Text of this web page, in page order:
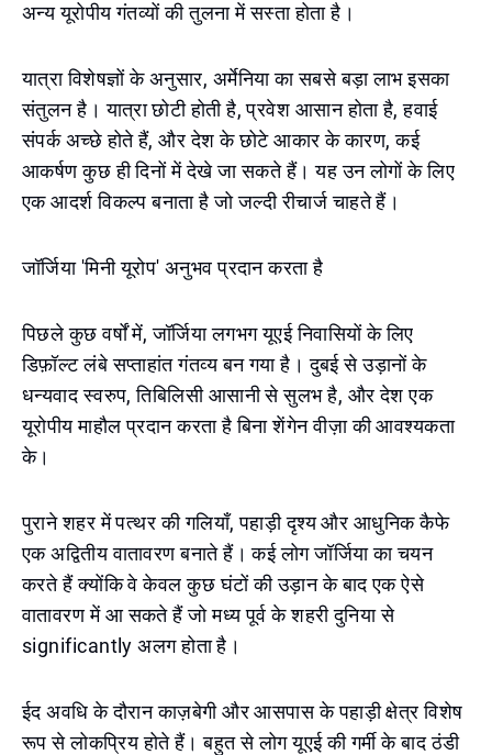
अन्य यूरोपीय गंतव्यों की तुलना में सस्ता होता है।
यात्रा विशेषज्ञों के अनुसार, अर्मेनिया का सबसे बड़ा लाभ इसका
संतुलन है। यात्रा छोटी होती है, प्रवेश आसान होता है, हवाई
संपर्क अच्छे होते हैं, और देश के छोटे आकार के कारण, कई
आकर्षण कुछ ही दिनों में देखे जा सकते हैं। यह उन लोगों के लिए
एक आदर्श विकल्प बनाता है जो जल्दी रीचार्ज चाहते हैं।
जॉर्जिया 'मिनी यूरोप' अनुभव प्रदान करता है
पिछले कुछ वर्षों में, जॉर्जिया लगभग यूएई निवासियों के लिए
डिफ़ॉल्ट लंबे सप्ताहांत गंतव्य बन गया है। दुबई से उड़ानों के
धन्यवाद स्वरुप, तिबिलिसी आसानी से सुलभ है, और देश एक
यूरोपीय माहौल प्रदान करता है बिना शेंगेन वीज़ा की आवश्यकता
के।
पुराने शहर में पत्थर की गलियाँ, पहाड़ी दृश्य और आधुनिक कैफे
एक अद्वितीय वातावरण बनाते हैं। कई लोग जॉर्जिया का चयन
करते हैं क्योंकि वे केवल कुछ घंटों की उड़ान के बाद एक ऐसे
वातावरण में आ सकते हैं जो मध्य पूर्व के शहरी दुनिया से
significantly अलग होता है।
ईद अवधि के दौरान काज़बेगी और आसपास के पहाड़ी क्षेत्र विशेष
रूप से लोकप्रिय होते हैं। बहुत से लोग यूएई की गर्मी के बाद ठंडी